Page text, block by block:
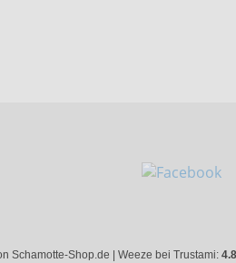
Schamotte-Shop.de | Weeze bei Trustami: